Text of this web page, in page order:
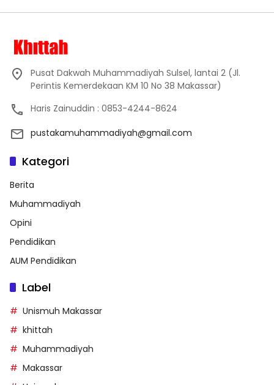
Pusat Dakwah Muhammadiyah Sulsel, lantai 2 (Jl.
Perintis Kemerdekaan KM 10 No 38 Makassar)
Haris Zainuddin : 0853-4244-8624
pustakamuhammadiyah@gmail.com
Kategori
Berita
Muhammadiyah
Opini
Pendidikan
AUM Pendidikan
Label
Unismuh Makassar
khittah
Muhammadiyah
Makassar